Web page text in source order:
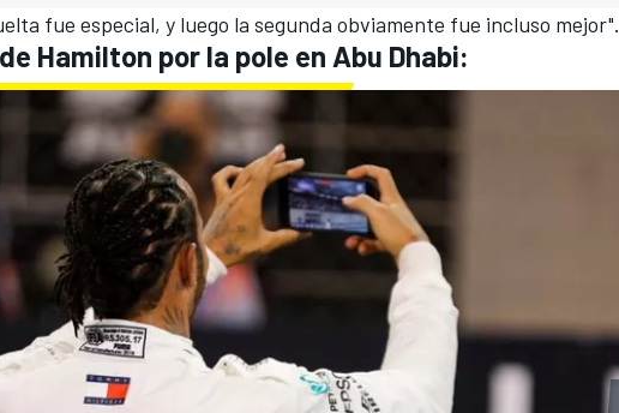
fue especial, y luego la segunda obviamente fue incluso mejor".
Hamilton por la pole en Abu Dhabi: